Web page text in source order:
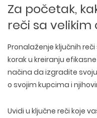
Za početak,
reči sa
Pronalaženje ključnih
korak u kreiranju
načina da izgradite
o svojim kupcima i
Uvidi u ključne reči koje